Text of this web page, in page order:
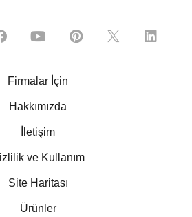
Firmalar İçin
Hakkımızda
İletişim
ve Kullanım
Site Haritası
Ürünler